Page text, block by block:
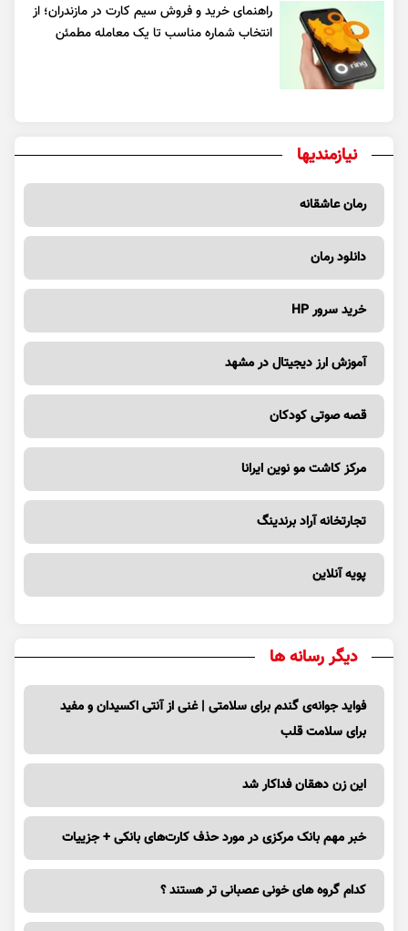
راهنمای خرید و فروش سیم کارت در مازندران؛ از
انتخاب شماره مناسب تا یک معامله مطمئن
نیازمندیها
رمان عاشقانه
دانلود رمان
خرید سرور HP
آموزش ارز دیجیتال در مشهد
قصه صوتی کودکان
مرکز کاشت مو نوین ایرانا
تجارتخانه آراد برندینگ
پویه آنلاین
دیگر رسانه ها
فواید جوانه‌ی گندم برای سلامتی | غنی از آنتی اکسیدان و مفید
برای سلامت قلب
این زن دهقان فداکار شد
خبر مهم بانک مرکزی در مورد حذف کارت‌های بانکی + جزییات
کدام گروه های خونی عصبانی تر هستند ؟